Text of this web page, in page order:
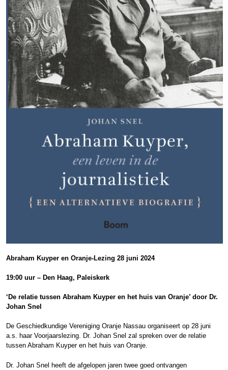
Abraham Kuyper en Oranje-Lezing 28 juni 2024
19:00 uur – Den Haag, Paleiskerk
‘De relatie tussen Abraham Kuyper en het huis van Oranje’ door Dr.
Johan Snel
De Geschiedkundige Vereniging Oranje Nassau organiseert op 28 juni
a.s. haar Voorjaarslezing. Dr. Johan Snel zal spreken over de relatie
tussen Abraham Kuyper en het huis van Oranje.
Dr. Johan Snel heeft de afgelopen jaren twee goed ontvangen